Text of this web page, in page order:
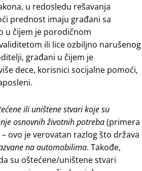
u redosledu rešavanja
prednost imaju građani sa
u čijem je porodičnom
ili lice ozbiljno narušenog
građani u čijem je
dece, korisnici socijalne pomoći,
ili uništene stvari koje su
osnovnih životnih potreba(primera
ovo je verovatan razlog što država
na automobilima. Takođe,
su oštećene/uništene stvari